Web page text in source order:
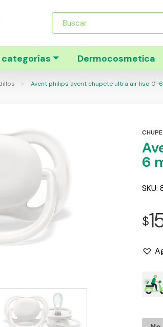
Búsqueda
productos
categorías Dermocosmetica
Avent philips avent chupete ultra air liso 0-6
6
SKU:
$